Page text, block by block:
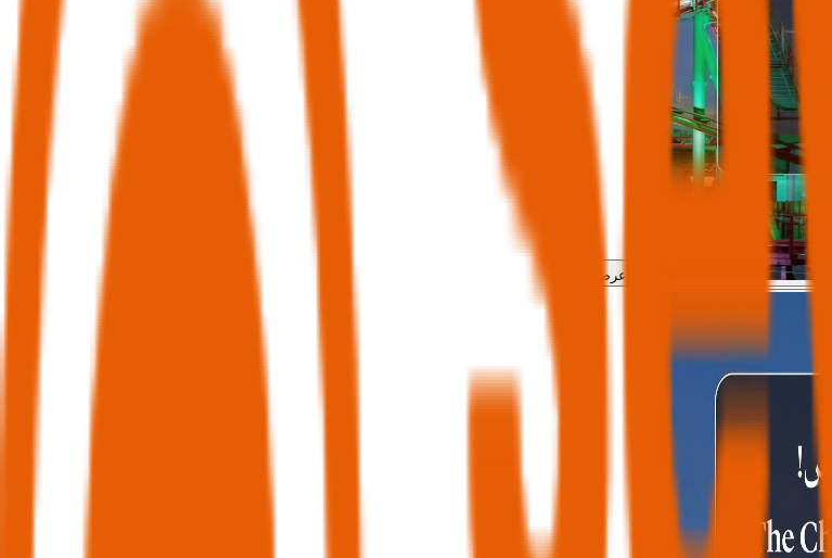
عرض الكل